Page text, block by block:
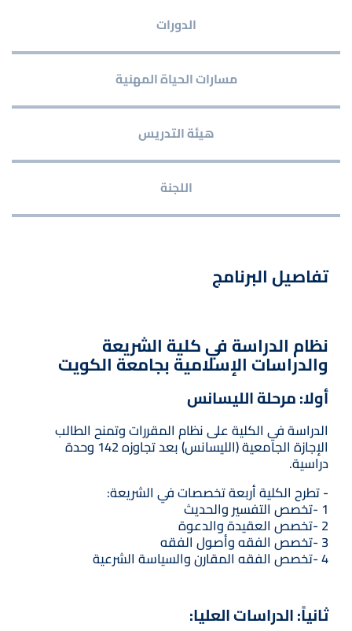
الدورات
مسارات الحياة المهنية
هيئة التدريس
اللجنة
تفاصيل البرنامج
نظام الدراسة في كلية الشريعة
والدراسات الإسلامية بجامعة الكويت
أولا: مرحلة الليسانس
الدراسة في الكلية على نظام المقررات وتمنح الطالب
الإجازة الجامعية (الليسانس) بعد تجاوزه 142 وحدة
دراسية.
- تطرح الكلية أربعة تخصصات في الشريعة:
1 -تخصص التفسير والحديث
2 -تخصص العقيدة والدعوة
3 -تخصص الفقه وأصول الفقه
4 -تخصص الفقه المقارن والسياسة الشرعية
ثانياً: الدراسات العليا: